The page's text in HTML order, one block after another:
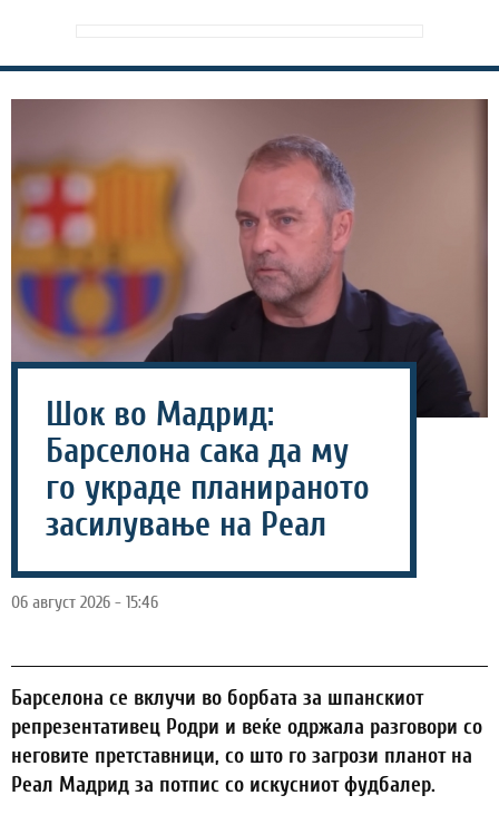
Шок во Мадрид:
Барселона сака да му
го украде планираното
засилување на Реал
06 август 2026 - 15:46
Барселона се вклучи во борбата за шпанскиот
репрезентативец Родри и веќе одржала разговори со
неговите претставници, со што го загрози планот на
Реал Мадрид за потпис со искусниот фудбалер.